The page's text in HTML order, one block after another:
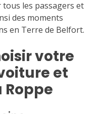
les passagers et
des moments
en Terre de Belfort.
votre
et